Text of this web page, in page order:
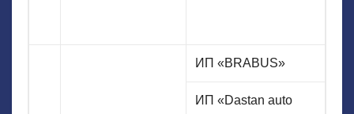
ИП «BRABUS»
ИП «Dastan auto